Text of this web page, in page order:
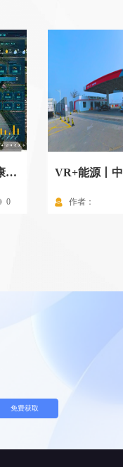
VR+数字乡村丨大召营康养示范村驾驶舱
0 作者：
免费获取